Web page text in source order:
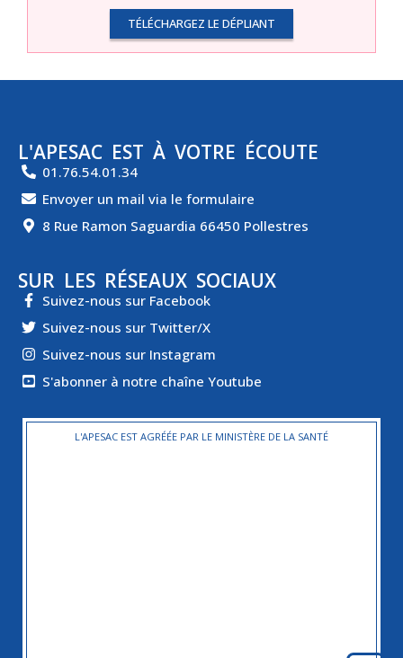
TÉLÉCHARGEZ LE DÉPLIANT
L'APESAC EST À VOTRE ÉCOUTE
01.76.54.01.34
Envoyer un mail via le formulaire
8 Rue Ramon Saguardia 66450 Pollestres
SUR LES RÉSEAUX SOCIAUX
Suivez-nous sur Facebook
Suivez-nous sur Twitter/X
Suivez-nous sur Instagram
S'abonner à notre chaîne Youtube
L'APESAC EST AGRÉÉE PAR LE MINISTÈRE DE LA SANTÉ